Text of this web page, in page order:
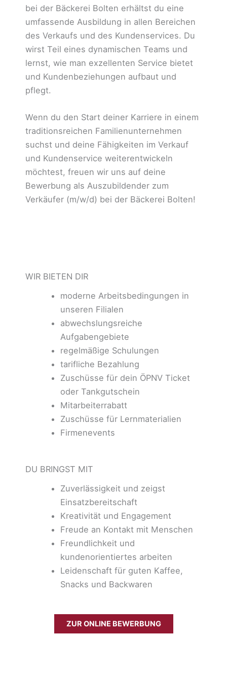
bei der Bäckerei Bolten erhältst du eine
umfassende Ausbildung in allen Bereichen
des Verkaufs und des Kundenservices. Du
wirst Teil eines dynamischen Teams und
lernst, wie man exzellenten Service bietet
und Kundenbeziehungen aufbaut und
pflegt.
Wenn du den Start deiner Karriere in einem
traditionsreichen Familienunternehmen
suchst und deine Fähigkeiten im Verkauf
und Kundenservice weiterentwickeln
möchtest, freuen wir uns auf deine
Bewerbung als Auszubildender zum
Verkäufer (m/w/d) bei der Bäckerei Bolten!
WIR BIETEN DIR
moderne Arbeitsbedingungen in
unseren Filialen
abwechslungsreiche
Aufgabengebiete
regelmäßige Schulungen
tarifliche Bezahlung
Zuschüsse für dein ÖPNV Ticket
oder Tankgutschein
Mitarbeiterrabatt
Zuschüsse für Lernmaterialien
Firmenevents
DU BRINGST MIT
Zuverlässigkeit und zeigst
Einsatzbereitschaft
Kreativität und Engagement
Freude an Kontakt mit Menschen
Freundlichkeit und
kundenorientiertes arbeiten
Leidenschaft für guten Kaffee,
Snacks und Backwaren
ZUR ONLINE BEWERBUNG